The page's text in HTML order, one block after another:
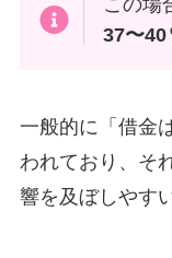
この場
37〜40
一般的に「借金
われており、そ
響を及ぼしやす